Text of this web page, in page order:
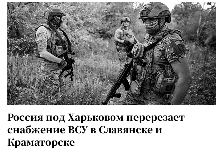
Россия под Харьковом перерезает
снабжение ВСУ в Славянске и
Краматорске